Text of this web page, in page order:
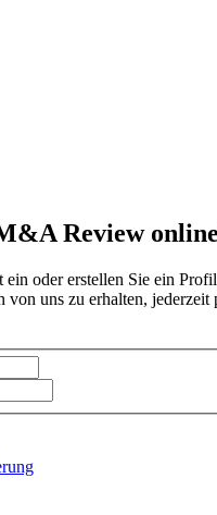
Review
oder erstellen Sie ein
uns zu erhalten, jederzeit